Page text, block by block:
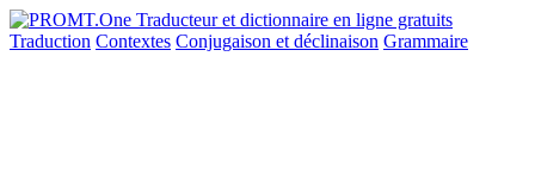
Traduction Contextes Conjugaison et déclinaison Grammaire